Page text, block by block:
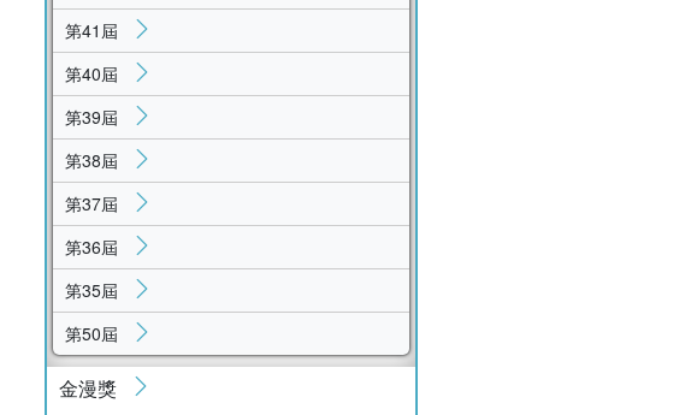
第41屆
第40屆
第39屆
第38屆
第37屆
第36屆
第35屆
第50屆
金漫獎